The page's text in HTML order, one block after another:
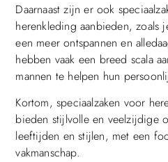
Daarnaast zijn er ook
herenkleding aanbieden, zoals
een meer ontspannen en
hebben vaak een breed scala
mannen te helpen hun
Kortom, speciaalzaken voor
bieden stijlvolle en veelzijdige
leeftijden en stijlen, met een
vakmanschap.